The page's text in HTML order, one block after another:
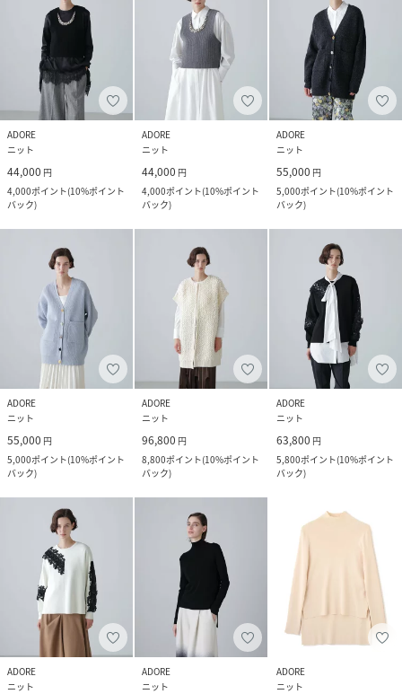
ADORE
ニット
44,000 円
4,000ポイント(10%ポイント
バック)
ADORE
ニット
44,000 円
4,000ポイント(10%ポイント
バック)
ADORE
ニット
55,000 円
5,000ポイント(10%ポイント
バック)
ADORE
ニット
55,000 円
5,000ポイント(10%ポイント
バック)
ADORE
ニット
96,800 円
8,800ポイント(10%ポイント
バック)
ADORE
ニット
63,800 円
5,800ポイント(10%ポイント
バック)
ADORE
ニット
ADORE
ニット
ADORE
ニット